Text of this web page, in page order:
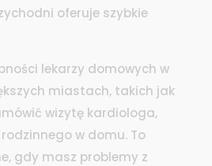
oferuje szybkie
lekarzy domowych w
miastach, takich jak
wizytę kardiologa,
w domu. To
gdy masz problemy z